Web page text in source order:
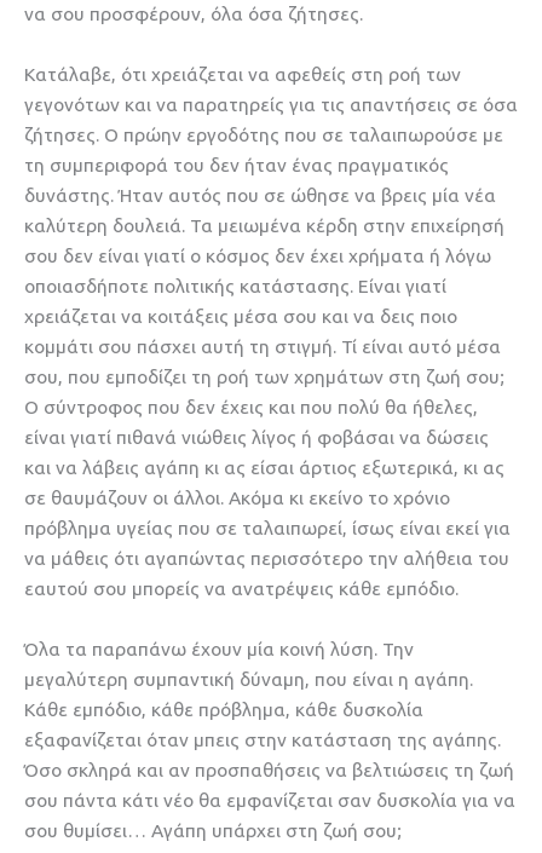
να σου προσφέρουν, όλα όσα ζήτησες.
Κατάλαβε, ότι χρειάζεται να αφεθείς στη ροή των
γεγονότων και να παρατηρείς για τις απαντήσεις σε όσα
ζήτησες. Ο πρώην εργοδότης που σε ταλαιπωρούσε με
τη συμπεριφορά του δεν ήταν ένας πραγματικός
δυνάστης. Ήταν αυτός που σε ώθησε να βρεις μία νέα
καλύτερη δουλειά. Τα μειωμένα κέρδη στην επιχείρησή
σου δεν είναι γιατί ο κόσμος δεν έχει χρήματα ή λόγω
οποιασδήποτε πολιτικής κατάστασης. Είναι γιατί
χρειάζεται να κοιτάξεις μέσα σου και να δεις ποιο
κομμάτι σου πάσχει αυτή τη στιγμή. Τί είναι αυτό μέσα
σου, που εμποδίζει τη ροή των χρημάτων στη ζωή σου;
Ο σύντροφος που δεν έχεις και που πολύ θα ήθελες,
είναι γιατί πιθανά νιώθεις λίγος ή φοβάσαι να δώσεις
και να λάβεις αγάπη κι ας είσαι άρτιος εξωτερικά, κι ας
σε θαυμάζουν οι άλλοι. Ακόμα κι εκείνο το χρόνιο
πρόβλημα υγείας που σε ταλαιπωρεί, ίσως είναι εκεί για
να μάθεις ότι αγαπώντας περισσότερο την αλήθεια του
εαυτού σου μπορείς να ανατρέψεις κάθε εμπόδιο.
Όλα τα παραπάνω έχουν μία κοινή λύση. Την
μεγαλύτερη συμπαντική δύναμη, που είναι η αγάπη.
Κάθε εμπόδιο, κάθε πρόβλημα, κάθε δυσκολία
εξαφανίζεται όταν μπεις στην κατάσταση της αγάπης.
Όσο σκληρά και αν προσπαθήσεις να βελτιώσεις τη ζωή
σου πάντα κάτι νέο θα εμφανίζεται σαν δυσκολία για να
σου θυμίσει… Αγάπη υπάρχει στη ζωή σου;